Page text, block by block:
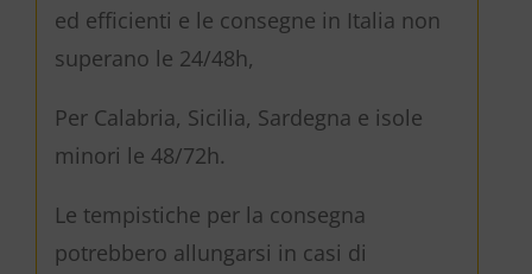
ed efficienti e le consegne in Italia non
superano le 24/48h,
Per Calabria, Sicilia, Sardegna e isole
minori le 48/72h.
Le tempistiche per la consegna
potrebbero allungarsi in casi di